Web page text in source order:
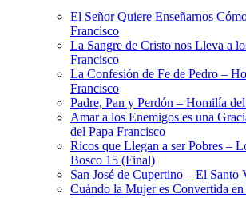
El Señor Quiere Enseñarnos
Francisco
La Sangre de Cristo nos Lleva a
Francisco
La Confesión de Fe de Pedro –
Francisco
Padre, Pan y Perdón – Homilía
Amar a los Enemigos es una
del Papa Francisco
Ricos que Llegan a ser Pobres –
Bosco 15 (Final)
San José de Cupertino – El Santo
Cuándo la Mujer es Convertida